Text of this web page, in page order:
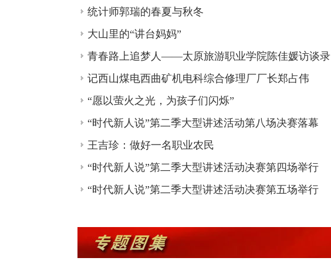
统计师郭瑞的春夏与秋冬
大山里的“讲台妈妈”
青春路上追梦人——太原旅游职业学院陈佳媛访谈录
记西山煤电西曲矿机电科综合修理厂厂长郑占伟
“愿以萤火之光，为孩子们闪烁”
“时代新人说”第二季大型讲述活动第八场决赛落幕
王吉珍：做好一名职业农民
“时代新人说”第二季大型讲述活动决赛第四场举行
“时代新人说”第二季大型讲述活动决赛第五场举行